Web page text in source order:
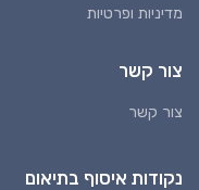
מדיניות ופרטיות
צור קשר
צור קשר
נקודות איסוף בתיאום